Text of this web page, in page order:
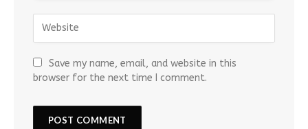
Save my name, email, and website in this
browser for the next time I comment.